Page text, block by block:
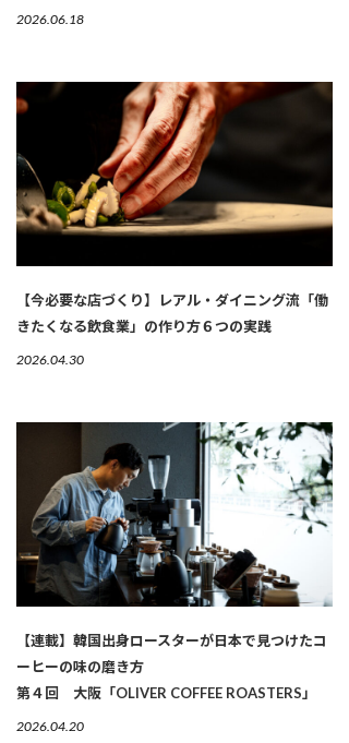
2026.06.18
【今必要な店づくり】レアル・ダイニング流「働
きたくなる飲食業」の作り方６つの実践
2026.04.30
【連載】韓国出身ロースターが日本で見つけたコ
ーヒーの味の磨き方
第４回 大阪「OLIVER COFFEE ROASTERS」
2026.04.20